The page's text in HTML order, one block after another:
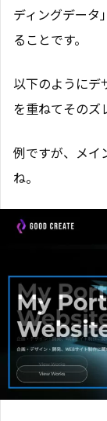
ディングデータ
ることです。
以下のようにデ
を重ねてそのズ
例ですが、メイ
ね。